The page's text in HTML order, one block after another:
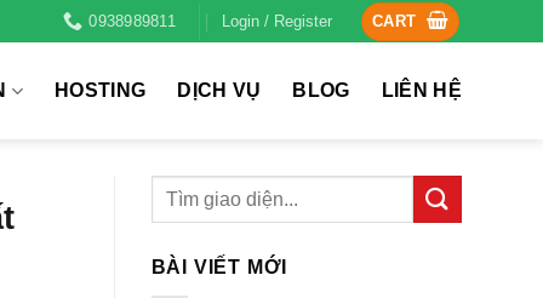
0938989811 Login / Register CART
HOSTING DỊCH VỤ BLOG LIÊN HỆ
BÀI VIẾT MỚI